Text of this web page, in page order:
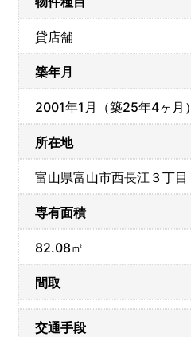
貸店舗
築年月
2001年1月（築25年4ヶ月）
所在地
富山県富山市西長江３丁目
専有面積
82.08㎡
間取
交通手段